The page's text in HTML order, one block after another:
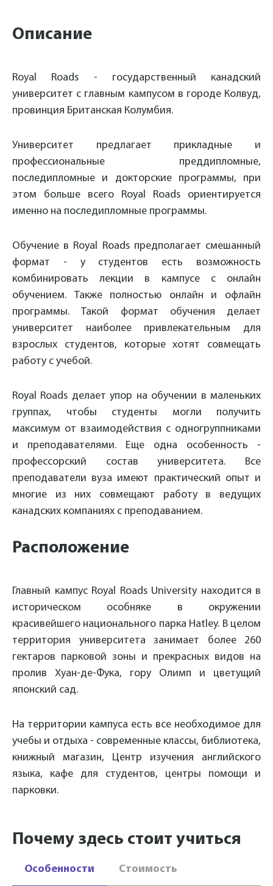
Описание
Royal Roads - государственный канадский
университет с главным кампусом в городе Колвуд,
провинция Британская Колумбия.
Университет предлагает прикладные и
профессиональные преддипломные,
последипломные и докторские программы, при
этом больше всего Royal Roads ориентируется
именно на последипломные программы.
Обучение в Royal Roads предполагает смешанный
формат - у студентов есть возможность
комбинировать лекции в кампусе с онлайн
обучением. Также полностью онлайн и офлайн
программы. Такой формат обучения делает
университет наиболее привлекательным для
взрослых студентов, которые хотят совмещать
работу с учебой.
Royal Roads делает упор на обучении в маленьких
группах, чтобы студенты могли получить
максимум от взаимодействия с одногруппниками
и преподавателями. Еще одна особенность -
профессорский состав университета. Все
преподаватели вуза имеют практический опыт и
многие из них совмещают работу в ведущих
канадских компаниях с преподаванием.
Расположение
Главный кампус Royal Roads University находится в
историческом особняке в окружении
красивейшего национального парка Hatley. В целом
территория университета занимает более 260
гектаров парковой зоны и прекрасных видов на
пролив Хуан-де-Фука, гору Олимп и цветущий
японский сад.
На территории кампуса есть все необходимое для
учебы и отдыха - современные классы, библиотека,
книжный магазин, Центр изучения английского
языка, кафе для студентов, центры помощи и
парковки.
Почему здесь стоит учиться
Особенности Стоимость